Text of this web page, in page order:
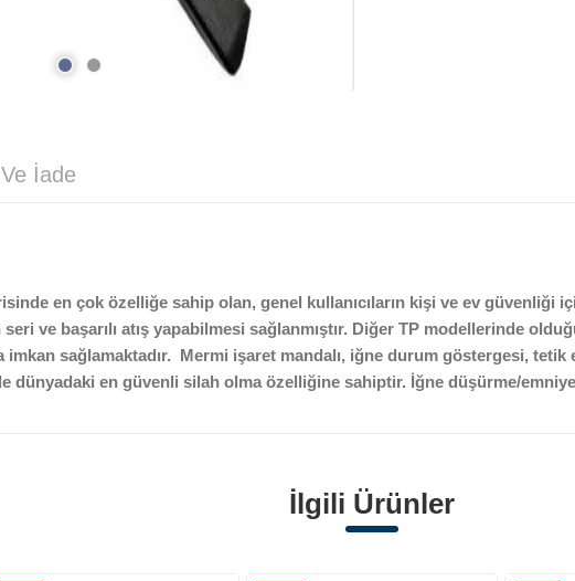
İade
en çok özelliğe sahip olan, genel kullanıcıların kişi ve ev güvenliği
seri ve başarılı atış yapabilmesi sağlanmıştır. Diğer TP modellerinde
imkan sağlamaktadır. Mermi işaret mandalı, iğne durum göstergesi,
dünyadaki en güvenli silah olma özelliğine sahiptir. İğne düşürme/
İlgili Ürünler